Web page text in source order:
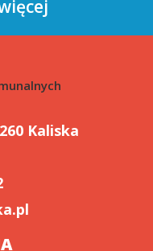
Kaliska